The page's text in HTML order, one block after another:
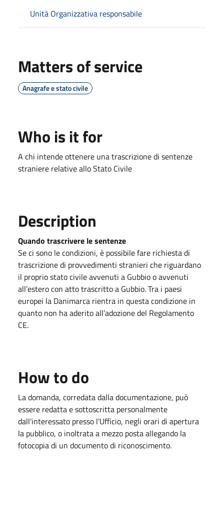
Unità Organizzativa responsabile
Matters of service
Anagrafe e stato civile
Who is it for
A chi intende ottenere una trascrizione di sentenze
straniere relative allo Stato Civile
Description
Quando trascrivere le sentenze
Se ci sono le condizioni, è possibile fare richiesta di
trascrizione di provvedimenti stranieri che riguardano
il proprio stato civile avvenuti a Gubbio o avvenuti
all’estero con atto trascritto a Gubbio. Tra i paesi
europei la Danimarca rientra in questa condizione in
quanto non ha aderito all’adozione del Regolamento
CE.
How to do
La domanda, corredata dalla documentazione, può
essere redatta e sottoscritta personalmente
dall'interessato presso l'Ufficio, negli orari di apertura
la pubblico, o inoltrata a mezzo posta allegando la
fotocopia di un documento di riconoscimento.